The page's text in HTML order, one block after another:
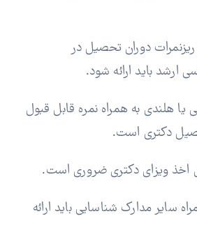
دوران تحصیل در
ارشد باید ارائه شود.
یا هلندی به همراه نمره قابل قبول
دکتری است.
اخذ ویزای دکتری ضروری است.
سایر مدارک شناسایی باید ارائه